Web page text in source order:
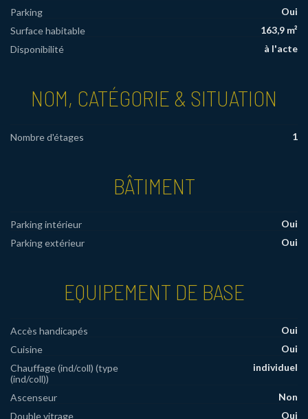
Parking
Oui
Surface habitable
163,9 m²
Disponibilité
à l'acte
NOM, CATÉGORIE & SITUATION
Nombre d'étages 1
BÂTIMENT
Parking intérieur
Oui
Parking extérieur
Oui
EQUIPEMENT DE BASE
Accès handicapés
Oui
Cuisine
Oui
Chauffage (ind/coll) (type
(ind/coll))
individuel
Ascenseur
Non
Double vitrage
Oui